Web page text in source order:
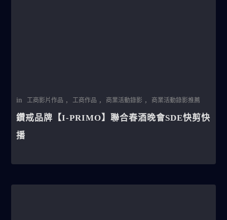
in 工商影片作品 , 工商作品 , 商業活動錄影 , 商業活動錄影推薦
鑽戒品牌【I-PRIMO】聯合春酒晚會SDE快剪快
播